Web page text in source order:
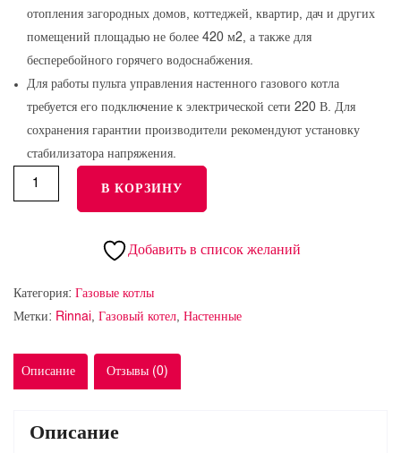
отопления загородных домов, коттеджей, квартир, дач и других
помещений площадью не более 420 м2, а также для
бесперебойного горячего водоснабжения.
Для работы пульта управления настенного газового котла
требуется его подключение к электрической сети 220 В. Для
сохранения гарантии производители рекомендуют установку
стабилизатора напряжения.
В КОРЗИНУ
Добавить в список желаний
Категория: Газовые котлы
Метки: Rinnai, Газовый котел, Настенные
Описание Отзывы (0)
Описание